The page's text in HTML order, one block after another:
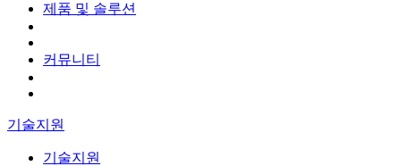
제품 및 솔루션
커뮤니티
기술지원
기술지원